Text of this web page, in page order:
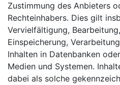
Zustimmung des Anbieters
Rechteinhabers. Dies gilt
Vervielfältigung,
Einspeicherung,
Inhalten in Datenbanken
Medien und Systemen.
dabei als solche